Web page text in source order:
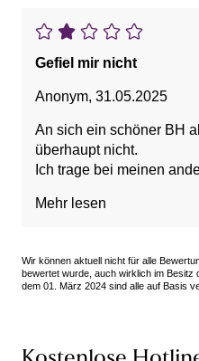
Gefiel mir nicht
Anonym, 31.05.2025
An sich ein schöner BH
überhaupt nicht.
Ich trage bei meinen
BH Schalen total ab.
Mehr lesen
Wir können aktuell nicht für alle
bewertet wurde, auch wirklich im Besitz
dem 01. März 2024 sind alle auf Basis